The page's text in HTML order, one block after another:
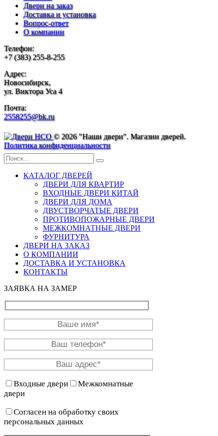
Двери на заказ
Доставка и установка
Вопрос-ответ
О компании
Телефон:
+7 (383) 255-8-255
Адрес:
Новосибирск,
ул. Виктора Уса 4
Почта:
2558255@bk.ru
© 2026 "Наши двери". Магазин дверей.
Политика конфиденциальности
КАТАЛОГ ДВЕРЕЙ
ДВЕРИ ДЛЯ КВАРТИР
ВХОДНЫЕ ДВЕРИ КИТАЙ
ДВЕРИ ДЛЯ ДОМА
ДВУСТВОРЧАТЫЕ ДВЕРИ
ПРОТИВОПОЖАРНЫЕ ДВЕРИ
МЕЖКОМНАТНЫЕ ДВЕРИ
ФУРНИТУРА
ДВЕРИ НА ЗАКАЗ
О КОМПАНИИ
ДОСТАВКА И УСТАНОВКА
КОНТАКТЫ
ЗАЯВКА НА ЗАМЕР
Входные двери
Межкомнатные
двери
Согласен на обработку своих
персональных данных